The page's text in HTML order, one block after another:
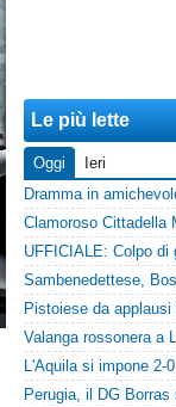
Le più lette
Oggi
Ieri
UFFICIALE: Colpo di